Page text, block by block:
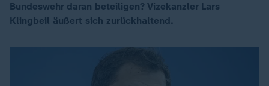
Bundeswehr daran beteiligen? Vizekanzler Lars
Klingbeil äußert sich zurückhaltend.